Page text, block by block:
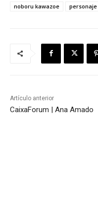
noboru kawazoe
personaje
Artículo anterior
CaixaForum | Ana Amado